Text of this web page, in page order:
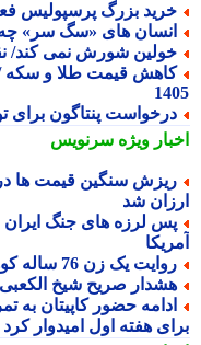
بزرگ پرسپولیس فعلا
های «سگ سر» چه
شورش نمی کند/ نقشه
پنتاگون برای
ویژهسرنویس
شد
لرزه های جنگ ایران
یک زن 76 ساله کوهنورد؛ مادر کوهستان کیست؟
صریح شیخ الکعبی به
حضور کاپیتان به
هفته اول امیدوار کرد